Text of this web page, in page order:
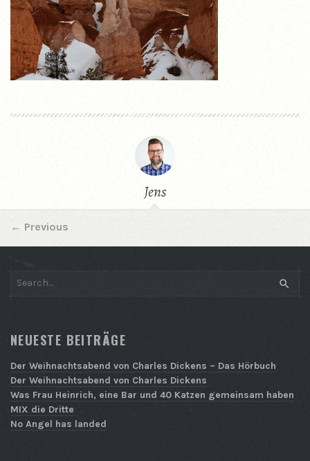
Jens
← Previous
NEUESTE BEITRÄGE
Der Weihnachtsabend von Charles Dickens – Das Hörbuch
Der Weihnachtsabend von Charles Dickens
Was Frau Heinrich, eine Bar und 40 Katzen gemeinsam haben
MIX die Dritte
No Angel has landed